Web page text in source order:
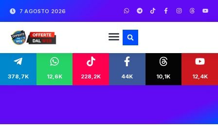
7 AGOSTO 2026
378,7K 12,6K 228,2K 44K 10,1K 12,4K